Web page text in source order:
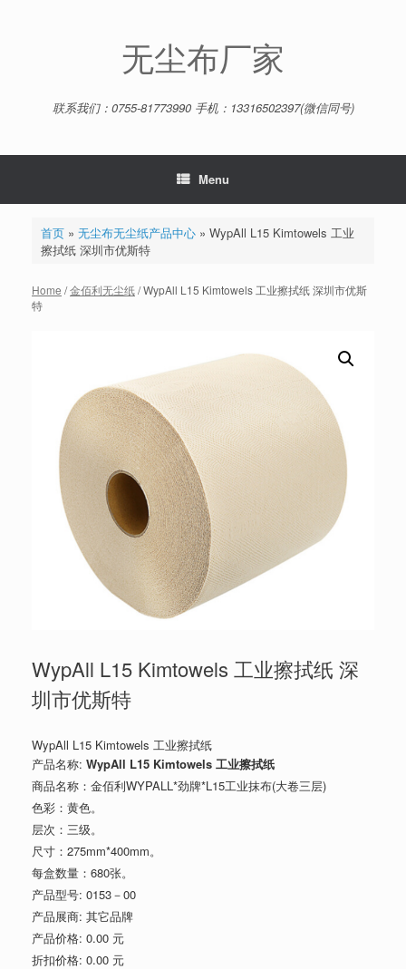
无尘布厂家
联系我们：0755-81773990 手机：13316502397(微信同号)
Menu
首页» 无尘布无尘纸产品中心» WypAll L15 Kimtowels 工业
擦拭纸 深圳市优斯特
Home /金佰利无尘纸/ WypAll L15 Kimtowels 工业擦拭纸 深圳市优斯
特
WypAll L15 Kimtowels 工业擦拭纸 深
圳市优斯特
WypAll L15 Kimtowels 工业擦拭纸
产品名称: WypAll L15 Kimtowels 工业擦拭纸
商品名称：金佰利WYPALL*劲牌*L15工业抹布(大卷三层)
色彩：黄色。
层次：三级。
尺寸：275mm*400mm。
每盒数量：680张。
产品型号: 0153－00
产品展商: 其它品牌
产品价格: 0.00 元
折扣价格: 0.00 元